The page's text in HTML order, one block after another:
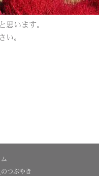
思います。
い。
のつぶやき